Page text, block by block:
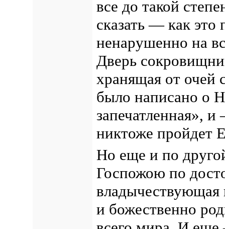
все до такой
сказать — как это
ненарушенно на
Дверь
хранящая от очей
было написано о
запечатленная»,
никтоже пройдет
Но еще и по
Госпожою по
владычествующая
и божественно